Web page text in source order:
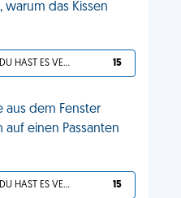
warum das Kissen
DU HAST ES VERDIENT 15
aus dem Fenster
einen Passanten
DU HAST ES VERDIENT 15